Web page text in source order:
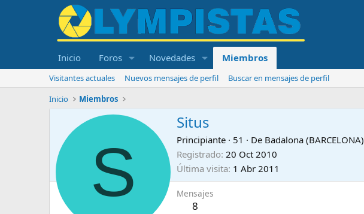
Inicio Foros Novedades Miembros
Visitantes actuales Nuevos mensajes de perfil
Buscar en mensajes de perfil
Inicio
Miembros
S
Situs
Principiante · 51 · De Badalona (BARCELONA)
Registrado 20 Oct 2010
Última visita 1 Abr 2011
Mensajes
8